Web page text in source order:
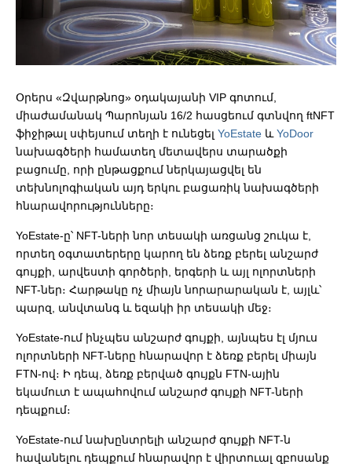
Օրերս «Զվարթնոց» օդակայանի VIP գոտում,
միաժամանակ Պարոնյան 16/2 հասցեում գտնվող ftNFT
ֆիջիթալ սփեյսում տեղի է ունեցել YoEstate և YoDoor
նախագծերի համատեղ մետավերս տարածքի
բացումը, որի ընթացքում ներկայացվել են
տեխնոլոգիական այդ երկու բացառիկ նախագծերի
հնարավորությունները։
YoEstate-ը՝ NFT-ների նոր տեսակի առցանց շուկա է,
որտեղ օգտատերերը կարող են ձեռք բերել անշարժ
գույքի, արվեստի գործերի, երգերի և այլ ոլորտների
NFT-ներ։ Հարթակը ոչ միայն նորարարական է, այլև՝
պարզ, անվտանգ և եզակի իր տեսակի մեջ։
YoEstate-ում ինչպես անշարժ գույքի, այնպես էլ մյուս
ոլորտների NFT-ները հնարավոր է ձեռք բերել միայն
FTN-ով։ Ի դեպ, ձեռք բերված գույքն FTN-ային
եկամուտ է ապահովում անշարժ գույքի NFT-ների
դեպքում։
YoEstate-ում նախընտրելի անշարժ գույքի NFT-ն
հավանելու դեպքում հնարավոր է վիրտուալ զբոսանք